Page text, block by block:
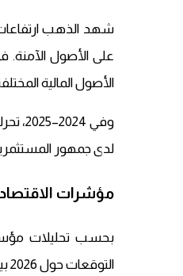
شهد الذهب ارتفاعات
على الأصول الآمنة.
الأصول المالية
وفي
لدى جمهور
مؤشرات الاقتصاد
بحسب تحليلات
التوقعات حول 2026 بين: